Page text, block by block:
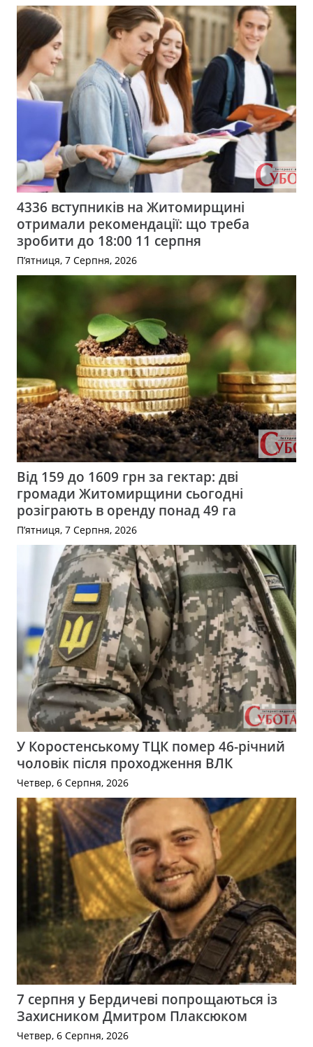
4336 вступників на Житомирщині
отримали рекомендації: що треба
зробити до 18:00 11 серпня
П’ятниця, 7 Серпня, 2026
Від 159 до 1609 грн за гектар: дві
громади Житомирщини сьогодні
розіграють в оренду понад 49 га
П’ятниця, 7 Серпня, 2026
У Коростенському ТЦК помер 46-річний
чоловік після проходження ВЛК
Четвер, 6 Серпня, 2026
7 серпня у Бердичеві попрощаються із
Захисником Дмитром Плаксюком
Четвер, 6 Серпня, 2026